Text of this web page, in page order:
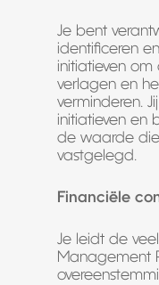
Je bent
identificeren
initiatieven
verlagen en
verminderen.
initiatieven en
de waarde
vastgelegd.
Financiële
Je leidt de
Management